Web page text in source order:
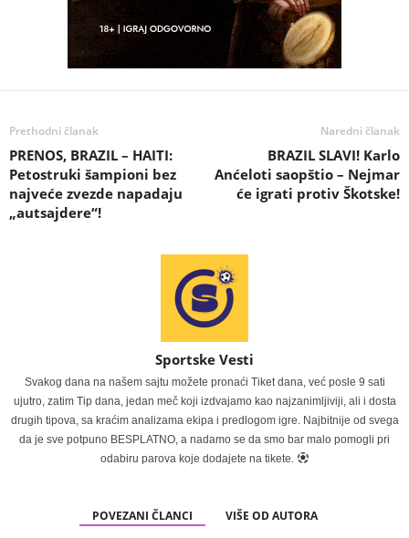
Prethodni članak
PRENOS, BRAZIL – HAITI:
Petostruki šampioni bez
najveće zvezde napadaju
„autsajdere“!
Naredni članak
BRAZIL SLAVI! Karlo
Anćeloti saopštio – Nejmar
će igrati protiv Škotske!
Sportske Vesti
Svakog dana na našem sajtu možete pronaći Tiket dana, već posle 9 sati
ujutro, zatim Tip dana, jedan meč koji izdvajamo kao najzanimljiviji, ali i dosta
drugih tipova, sa kraćim analizama ekipa i predlogom igre. Najbitnije od svega
da je sve potpuno BESPLATNO, a nadamo se da smo bar malo pomogli pri
odabiru parova koje dodajete na tikete.
POVEZANI ČLANCI VIŠE OD AUTORA